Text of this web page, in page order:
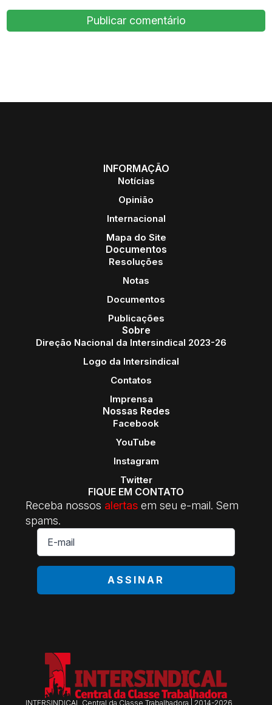
INFORMAÇÃO
Notícias
Opinião
Internacional
Mapa do Site
Documentos
Resoluções
Notas
Documentos
Publicações
Sobre
Direção Nacional da Intersindical 2023-26
Logo da Intersindical
Contatos
Imprensa
Nossas Redes
Facebook
YouTube
Instagram
Twitter
FIQUE EM CONTATO
Receba nossos alertas em seu e-mail. Sem
spams.
E-
mail
ASSINAR
INTERSINDICAL Central da Classe Trabalhadora | 2014-2026.